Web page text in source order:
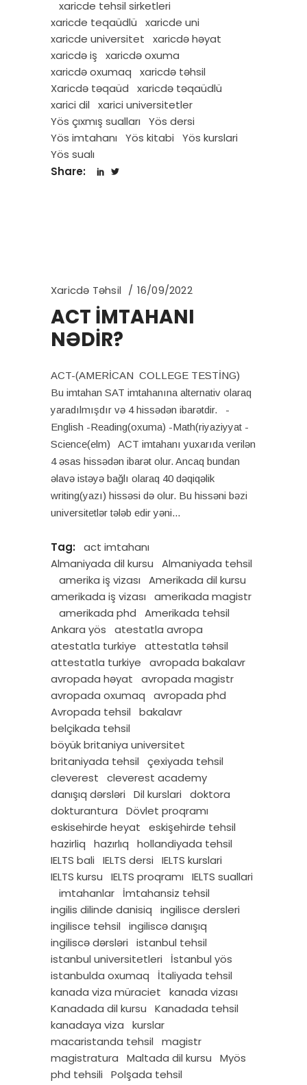
xaricde tehsil sirketleri
xaricde teqaüdlü
xaricde uni
xaricde universitet
xaricdə həyat
xaricdə iş
xaricdə oxuma
xaricdə oxumaq
xaricdə təhsil
Xaricdə təqaüd
xaricdə təqaüdlü
xarici dil
xarici universitetler
Yös çıxmış sualları
Yös dersi
Yös imtahanı
Yös kitabi
Yös kurslari
Yös sualı
Share:
Xaricdə Təhsil 16/09/2022
ACT İMTAHANI
NƏDİR?
ACT-(AMERİCAN COLLEGE TESTİNG)
Bu imtahan SAT imtahanına alternativ olaraq
yaradılmışdır və 4 hissədən ibarətdir. -
English -Reading(oxuma) -Math(riyaziyyat -
Science(elm) ACT imtahanı yuxarıda verilən
4 əsas hissədən ibarət olur. Ancaq bundan
əlavə istəyə bağlı olaraq 40 dəqiqəlik
writing(yazı) hissəsi də olur. Bu hissəni bəzi
universitetlər tələb edir yəni
Tag:
act imtahanı
Almaniyada dil kursu
Almaniyada tehsil
amerika iş vizası
Amerikada dil kursu
amerikada iş vizası
amerikada magistr
amerikada phd
Amerikada tehsil
Ankara yös
atestatla avropa
atestatla turkiye
attestatla təhsil
attestatla turkiye
avropada bakalavr
avropada həyat
avropada magistr
avropada oxumaq
avropada phd
Avropada tehsil
bakalavr
belçikada tehsil
böyük britaniya universitet
britaniyada tehsil
çexiyada tehsil
cleverest
cleverest academy
danışıq dərsləri
Dil kurslari
doktora
dokturantura
Dövlet proqramı
eskisehirde heyat
eskişehirde tehsil
hazirliq
hazırlıq
hollandiyada tehsil
IELTS bali
IELTS dersi
IELTS kurslari
IELTS kursu
IELTS proqramı
IELTS suallari
imtahanlar
İmtahansiz tehsil
ingilis dilinde danisiq
ingilisce dersleri
ingilisce tehsil
ingiliscə danışıq
ingiliscə dərsləri
istanbul tehsil
istanbul universitetleri
İstanbul yös
istanbulda oxumaq
İtaliyada tehsil
kanada viza müraciet
kanada vizası
Kanadada dil kursu
Kanadada tehsil
kanadaya viza
kurslar
macaristanda tehsil
magistr
magistratura
Maltada dil kursu
Myös
phd tehsili
Polşada tehsil